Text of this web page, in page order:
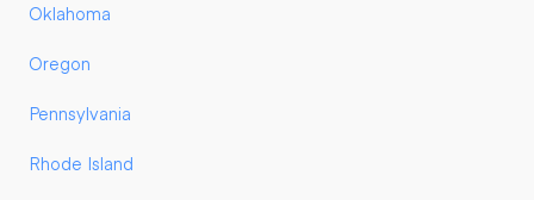
Oklahoma
Oregon
Pennsylvania
Rhode Island